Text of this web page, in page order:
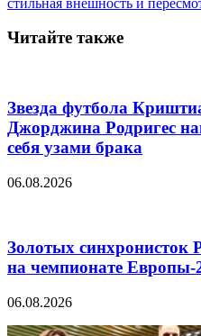
Читайте также
Звезда футбола
Джорджина Родригес
себя узами брака
06.08.2026
Золотых синхронисток
на чемпионате Европы-
06.08.2026